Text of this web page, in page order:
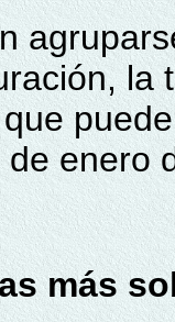
la
enero
más